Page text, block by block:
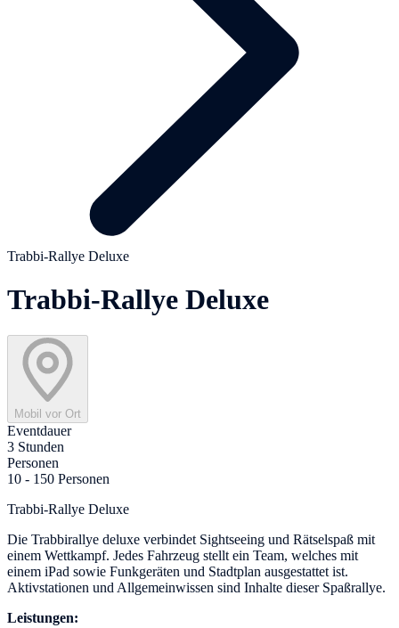
Trabbi-Rallye Deluxe
Trabbi-Rallye Deluxe
Mobil vor Ort
Eventdauer
3 Stunden
Personen
10 - 150 Personen
Trabbi-Rallye Deluxe
Die Trabbirallye deluxe verbindet Sightseeing und Rätselspaß mit
einem Wettkampf. Jedes Fahrzeug stellt ein Team, welches mit
einem iPad sowie Funkgeräten und Stadtplan ausgestattet ist.
Aktivstationen und Allgemeinwissen sind Inhalte dieser Spaßrallye.
Leistungen: